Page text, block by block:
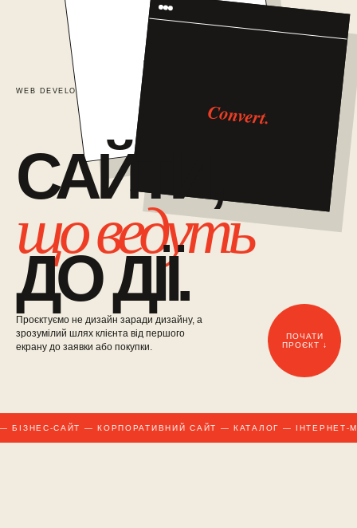
WEB DEVELOPMENT / 01
САЙТИ,
що ведуть
ДО ДІЇ.
TRUST
Convert.
Проєктуємо не дизайн заради дизайну, а
зрозумілий шлях клієнта від першого
екрану до заявки або покупки.
ПОЧАТИ
ПРОЄКТ ↓
БІЗНЕС-САЙТ — КОРПОРАТИВНИЙ САЙТ — КАТАЛОГ — ІНТЕРНЕТ-